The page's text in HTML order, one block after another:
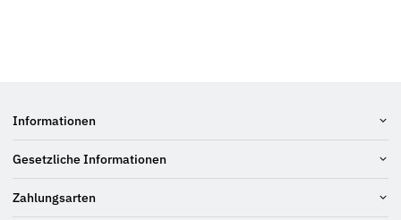
Informationen
Gesetzliche Informationen
Zahlungsarten